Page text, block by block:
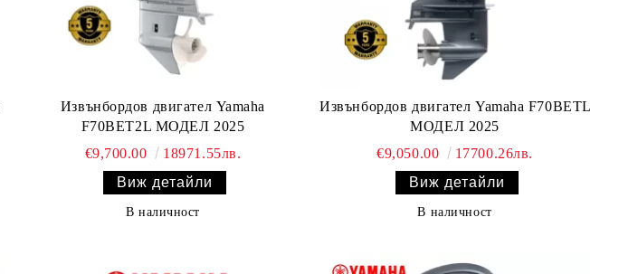
Извънбордов двигател Yamaha
F70BET2L МОДЕЛ 2025
€9,700.00
18971.55лв.
Виж детайли
В наличност
Извънбордов двигател Yamaha F70BETL
МОДЕЛ 2025
€9,050.00
17700.26лв.
Виж детайли
В наличност